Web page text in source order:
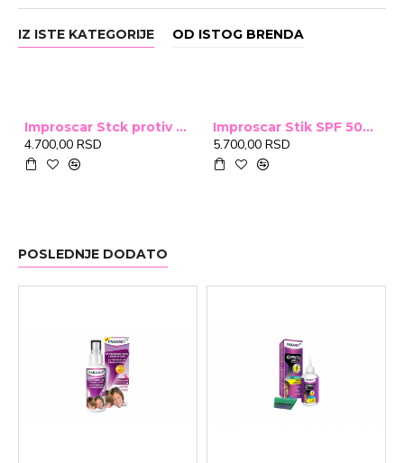
IZ ISTE KATEGORIJE OD ISTOG BRENDA
Improscar Stck protiv ožiljaka 4,6g
4.700,00 RSD
Improscar Stik SPF 50+ Conceal 6,9g (tonirani)
5.700,00 RSD
POSLEDNJE DODATO